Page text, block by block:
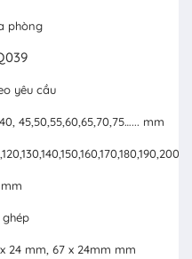
phòng
yêu cầu
45,50,55,60,65,70,75…... mm
ghép
24 mm, 67 x 24mm mm